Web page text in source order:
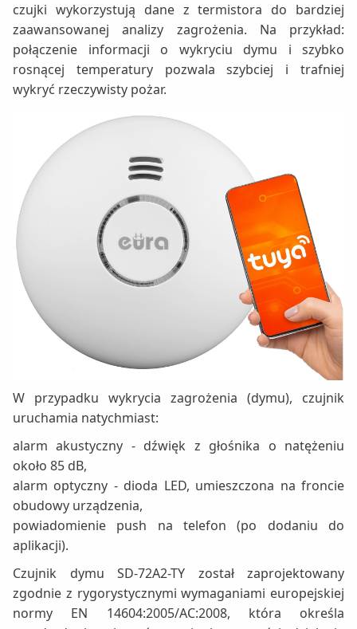
czujki wykorzystują dane z termistora do bardziej
zaawansowanej analizy zagrożenia. Na przykład:
połączenie informacji o wykryciu dymu i szybko
rosnącej temperatury pozwala szybciej i trafniej
wykryć rzeczywisty pożar.
W przypadku wykrycia zagrożenia (dymu), czujnik
uruchamia natychmiast:
alarm akustyczny - dźwięk z głośnika o natężeniu
około 85 dB,
alarm optyczny - dioda LED, umieszczona na froncie
obudowy urządzenia,
powiadomienie push na telefon (po dodaniu do
aplikacji).
Czujnik dymu SD-72A2-TY został zaprojektowany
zgodnie z rygorystycznymi wymaganiami europejskiej
normy EN 14604:2005/AC:2008, która określa